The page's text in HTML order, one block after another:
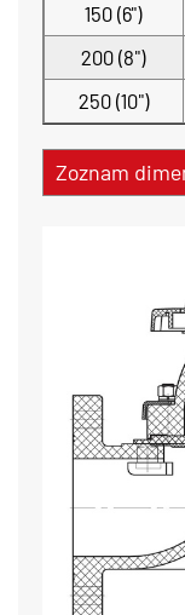
150 (6")
200 (8")
250 (10")
Zoznam